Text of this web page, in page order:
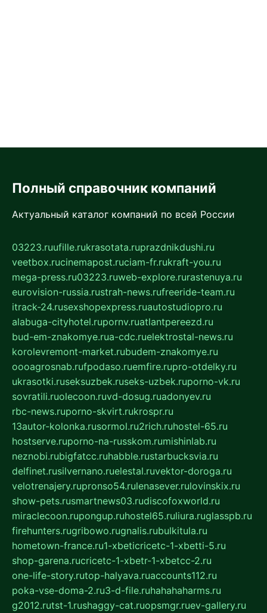
Полный справочник компаний
Актуальный каталог компаний по всей России
03223.ruufille.rukrasotata.ruprazdnikdushi.ru
veetbox.rucinemapost.ruciam-fr.rukraft-you.ru
mega-press.ru03223.ruweb-explore.rurastenuya.ru
eurovision-russia.rustrah-news.rufreeride-team.ru
itrack-24.rusexshopexpress.ruautostudiopro.ru
alabuga-cityhotel.rupornv.ruatlantpereezd.ru
bud-em-znakomye.rua-cdc.ruelektrostal-news.ru
korolevremont-market.rubudem-znakomye.ru
oooagrosnab.rufpodaso.ruemfire.rupro-otdelky.ru
ukrasotki.ruseksuzbek.ruseks-uzbek.ruporno-vk.ru
sovratili.ruolecoon.ruvd-dosug.ruadonyev.ru
rbc-news.ruporno-skvirt.rukrospr.ru
13autor-kolonka.rusormol.ru2rich.ruhostel-65.ru
hostserve.ruporno-na-russkom.rumishinlab.ru
neznobi.rubigfatcc.ruhabble.rustarbucksvia.ru
delfinet.rusilvernano.ruelestal.ruvektor-doroga.ru
velotrenajery.rupronso54.rulenasever.rulovinskix.ru
show-pets.rusmartnews03.rudiscofoxworld.ru
miraclecoon.rupongup.ruhostel65.ruliura.ruglasspb.ru
firehunters.rugribowo.rugnalis.rubulkitula.ru
hometown-france.ru1-xbeticricetc-1-xbetti-5.ru
shop-garena.rucricetc-1-xbetr-1-xbetcc-2.ru
one-life-story.rutop-halyava.ruaccounts112.ru
poka-vse-doma-2.ru3-d-file.ruhahahaharms.ru
g2012.rutst-1.rushaggy-cat.ruopsmgr.ruev-gallery.ru